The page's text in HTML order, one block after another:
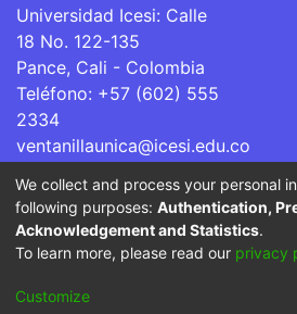
Universidad Icesi: Calle
18 No. 122-135
Pance, Cali - Colombia
Teléfono: +57 (602) 555
2334
ventanillaunica@icesi.edu.co
La Universidad Icesi es una
Superior que se encuentra sujeta
por parte del Ministerio de
Cookie
We collect and process your personal
following purposes: Authentication,
Acknowledgement and Statistics.
To learn more, please read our privacy
Customize